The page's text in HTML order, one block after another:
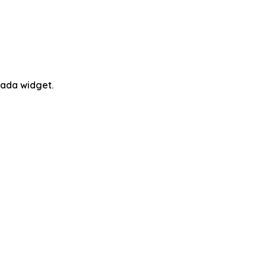
widget.